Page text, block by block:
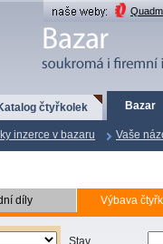
čtyřkolek Bazar
inzerce v bazaru Vaše
díly Výbava
Stav